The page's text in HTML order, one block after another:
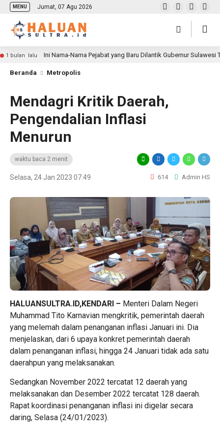
MENU Jumat, 07 Agu 2026
1 bulan lalu Ini Nama-Nama Pejabat yang Baru Dilantik Gubernur Sulawesi
Beranda Metropolis
Mendagri Kritik Daerah,
Pengendalian Inflasi
Menurun
waktu baca 2 menit
Selasa, 24 Jan 2023 07:49 614 Admin HS
HALUANSULTRA.ID,KENDARI – Menteri Dalam Negeri
Muhammad Tito Karnavian mengkritik, pemerintah daerah
yang melemah dalam penanganan inflasi Januari ini. Dia
menjelaskan, dari 6 upaya konkret pemerintah daerah
dalam penanganan inflasi, hingga 24 Januari tidak ada satu
daerahpun yang melaksanakan.
Sedangkan November 2022 tercatat 12 daerah yang
melaksanakan dan Desember 2022 tercatat 128 daerah.
Rapat koordinasi penanganan inflasi ini digelar secara
daring, Selasa (24/01/2023).